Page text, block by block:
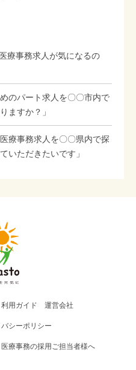
療事務求人が気になるの
のパート求人を〇〇市内で
ますか？」
療事務求人を〇〇県内で探
いただきたいです」
利用ガイド 運営会社
シーポリシー
医療事務の採用ご担当者様へ